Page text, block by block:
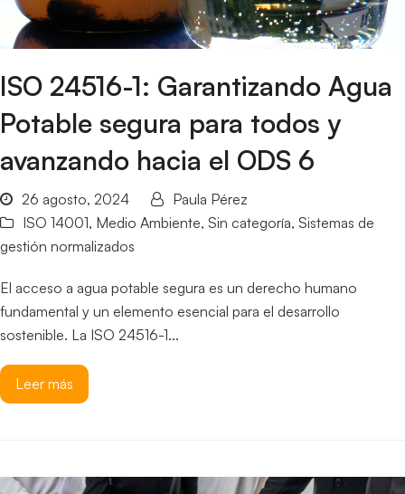
ISO 24516-1: Garantizando Agua
Potable segura para todos y
avanzando hacia el ODS 6
26 agosto, 2024
Paula Pérez
ISO 14001, Medio Ambiente, Sin categoría, Sistemas de
gestión normalizados
El acceso a agua potable segura es un derecho humano
fundamental y un elemento esencial para el desarrollo
sostenible. La ISO 24516-1...
Leer más